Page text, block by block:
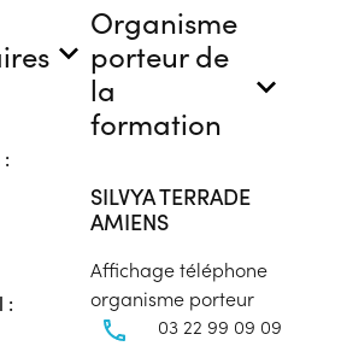
:
Organisme
porteur de
la
formation
SILVYA TERRADE
AMIENS
Affichage téléphone
organisme porteur
03 22 99 09 09